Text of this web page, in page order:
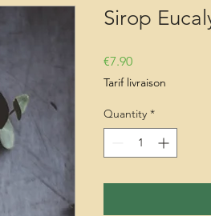
Sirop
€7.90Price
Tarif livraison
Quantity *